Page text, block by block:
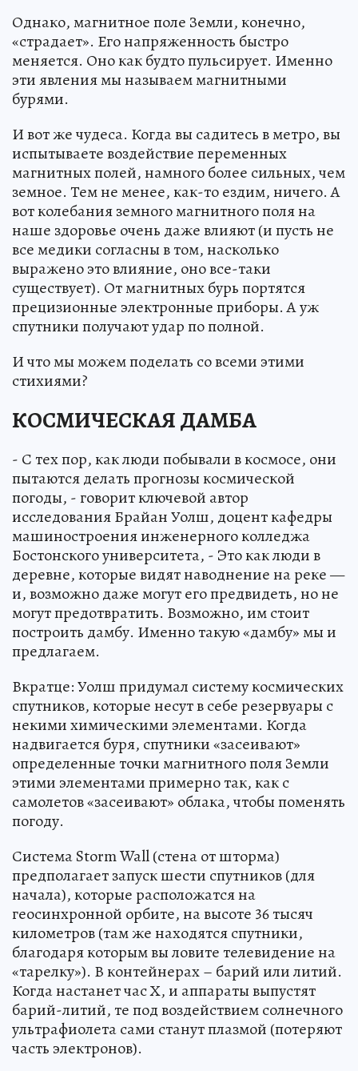
Однако, магнитное поле Земли, конечно,
«страдает». Его напряженность быстро
меняется. Оно как будто пульсирует. Именно
эти явления мы называем магнитными
бурями.
И вот же чудеса. Когда вы садитесь в метро, вы
испытываете воздействие переменных
магнитных полей, намного более сильных, чем
земное. Тем не менее, как-то ездим, ничего. А
вот колебания земного магнитного поля на
наше здоровье очень даже влияют (и пусть не
все медики согласны в том, насколько
выражено это влияние, оно все-таки
существует). От магнитных бурь портятся
прецизионные электронные приборы. А уж
спутники получают удар по полной.
И что мы можем поделать со всеми этими
стихиями?
КОСМИЧЕСКАЯ ДАМБА
- С тех пор, как люди побывали в космосе, они
пытаются делать прогнозы космической
погоды, - говорит ключевой автор
исследования Брайан Уолш, доцент кафедры
машиностроения инженерного колледжа
Бостонского университета, - Это как люди в
деревне, которые видят наводнение на реке —
и, возможно даже могут его предвидеть, но не
могут предотвратить. Возможно, им стоит
построить дамбу. Именно такую «дамбу» мы и
предлагаем.
Вкратце: Уолш придумал систему космических
спутников, которые несут в себе резервуары с
некими химическими элементами. Когда
надвигается буря, спутники «засеивают»
определенные точки магнитного поля Земли
этими элементами примерно так, как с
самолетов «засеивают» облака, чтобы поменять
погоду.
Система Storm Wall (стена от шторма)
предполагает запуск шести спутников (для
начала), которые расположатся на
геосинхронной орбите, на высоте 36 тысяч
километров (там же находятся спутники,
благодаря которым вы ловите телевидение на
«тарелку»). В контейнерах – барий или литий.
Когда настанет час Х, и аппараты выпустят
барий-литий, те под воздействием солнечного
ультрафиолета сами станут плазмой (потеряют
часть электронов).